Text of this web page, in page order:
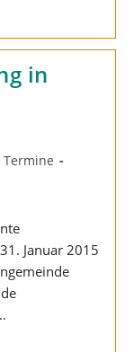
in
Termine
Januar 2015